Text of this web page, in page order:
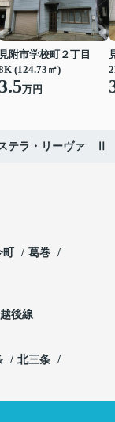
見附市学校町２丁目
(124.73㎡)
3.5万円
テラ・リーヴァ Ⅱ
葛巻
越後線
北三条